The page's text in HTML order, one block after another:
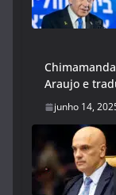
Araujo e
junho 14,